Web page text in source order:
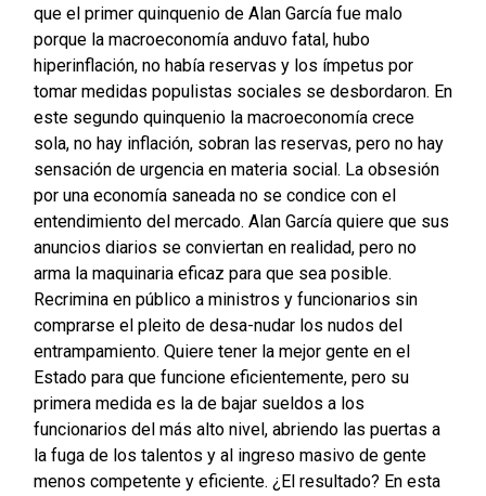
que el primer quinquenio de Alan García fue malo
porque la macroeconomía anduvo fatal, hubo
hiperinflación, no había reservas y los ímpetus por
tomar medidas populistas sociales se desbordaron. En
este segundo quinquenio la macroeconomía crece
sola, no hay inflación, sobran las reservas, pero no hay
sensación de urgencia en materia social. La obsesión
por una economía saneada no se condice con el
entendimiento del mercado. Alan García quiere que sus
anuncios diarios se conviertan en realidad, pero no
arma la maquinaria eficaz para que sea posible.
Recrimina en público a ministros y funcionarios sin
comprarse el pleito de desa-nudar los nudos del
entrampamiento. Quiere tener la mejor gente en el
Estado para que funcione eficientemente, pero su
primera medida es la de bajar sueldos a los
funcionarios del más alto nivel, abriendo las puertas a
la fuga de los talentos y al ingreso masivo de gente
menos competente y eficiente. ¿El resultado? En esta